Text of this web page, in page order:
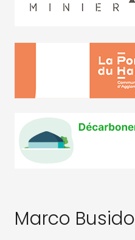
Marco Busido